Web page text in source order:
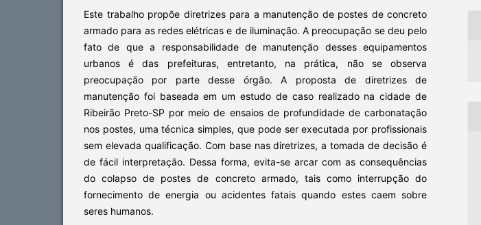
Este trabalho propõe diretrizes para a manutenção de postes de concreto
armado para as redes elétricas e de iluminação. A preocupação se deu pelo
fato de que a responsabilidade de manutenção desses equipamentos
urbanos é das prefeituras, entretanto, na prática, não se observa
preocupação por parte desse órgão. A proposta de diretrizes de
manutenção foi baseada em um estudo de caso realizado na cidade de
Ribeirão Preto-SP por meio de ensaios de profundidade de carbonatação
nos postes, uma técnica simples, que pode ser executada por profissionais
sem elevada qualificação. Com base nas diretrizes, a tomada de decisão é
de fácil interpretação. Dessa forma, evita-se arcar com as consequências
do colapso de postes de concreto armado, tais como interrupção do
fornecimento de energia ou acidentes fatais quando estes caem sobre
seres humanos.